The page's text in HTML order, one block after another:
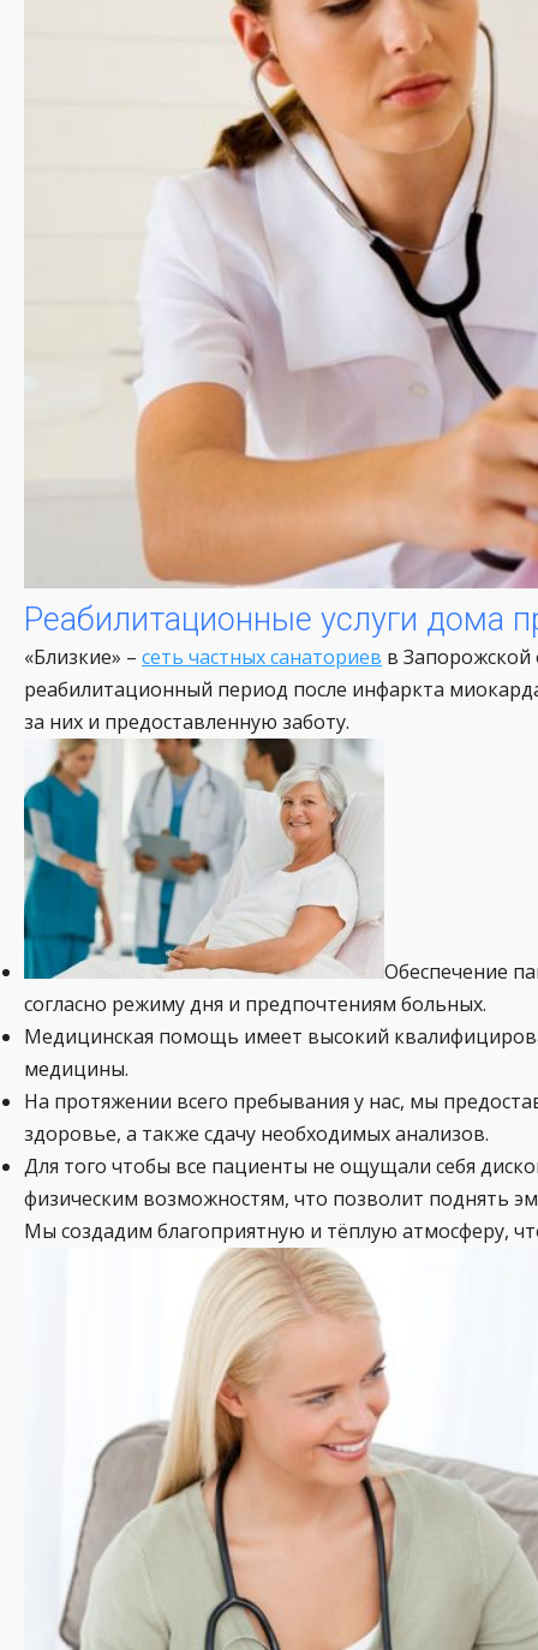
Реабилитационные услуги дома
«Близкие» – сеть частных санаториев в Запорожской
реабилитационный период после инфаркта
за них и предоставленную заботу.
Обеспечение
согласно режиму дня и предпочтениям больных.
Медицинская помощь имеет высокий
медицины.
На протяжении всего пребывания у нас, мы
здоровье, а также сдачу необходимых анализов.
Для того чтобы все пациенты не ощущали себя
физическим возможностям, что позволит поднять
Мы создадим благоприятную и тёплую атмосферу,